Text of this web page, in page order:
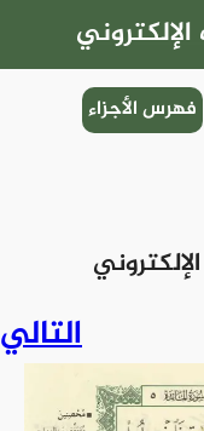
فهرس الأجزاء
التالي